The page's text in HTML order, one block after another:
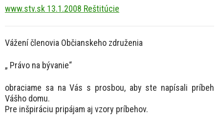
www.stv.sk 13.1.2008 Reštitúcie
Vážení členovia Občianskeho združenia
„ Právo na bývanie“
obraciame sa na Vás s prosbou, aby ste napísali príbeh
Vášho domu.
Pre inšpiráciu pripájam aj vzory príbehov.